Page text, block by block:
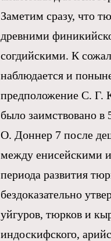
Заметим сразу, что
древними
согдийскими. К
наблюдается и
предположение С. Г.
было заимствовано в
О. Доннер 7 после
между енисейскими и
периода развития
бездоказательно
уйгуров, тюрков и
индоскифского,